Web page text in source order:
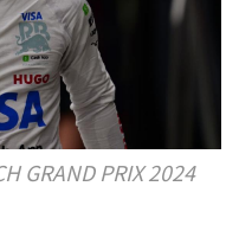
GRAND PRIX 2024